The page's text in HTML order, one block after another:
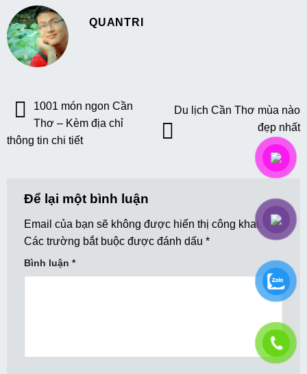
QUANTRI
1001 món ngon Cần
Thơ – Kèm địa chỉ
thông tin chi tiết
Du lịch Cần Thơ mùa nào
đẹp nhất
Để lại một bình luận
Email của bạn sẽ không được hiển thị công khai.
Các trường bắt buộc được đánh dấu *
Bình luận *